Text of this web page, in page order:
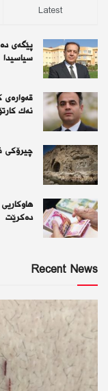
Latest
پێگەی
سیاسیدا
قەوارەی
نەك
چیرۆكی
دەکرێت
Recent News